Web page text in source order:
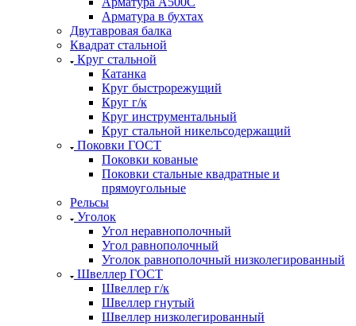
Арматура в бухтах
Двутавровая балка
Квадрат стальной
Круг стальной
Катанка
Круг быстрорежущий
Круг г/к
Круг инструментальный
Круг стальной никельсодержащий
Поковки ГОСТ
Поковки кованые
Поковки стальные квадратные и
прямоугольные
Рельсы
Уголок
Угол неравнополочный
Угол равнополочный
Уголок равнополочный низколегированный
Швеллер ГОСТ
Швеллер г/к
Швеллер гнутый
Швеллер низколегированный